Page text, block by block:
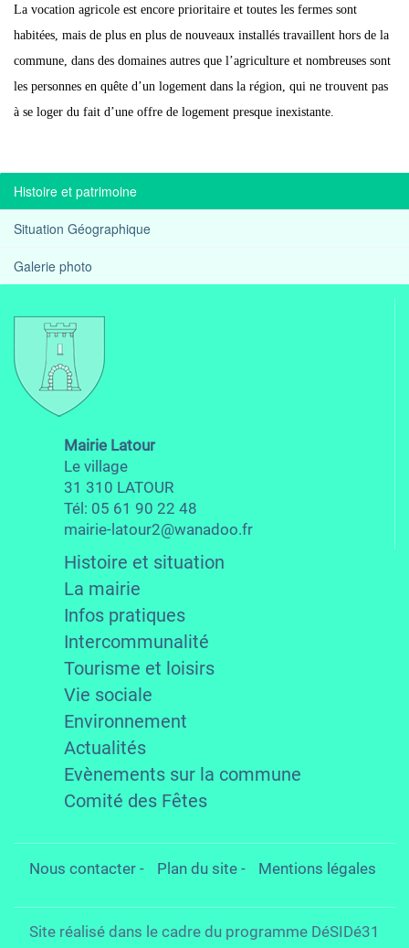
La vocation agricole est encore prioritaire et toutes les fermes sont
habitées, mais de plus en plus de nouveaux installés travaillent hors de la
commune, dans des domaines autres que l’agriculture et nombreuses sont
les personnes en quête d’un logement dans la région, qui ne trouvent pas
à se loger du fait d’une offre de logement presque inexistante.
Histoire et patrimoine
Situation Géographique
Galerie photo
Mairie Latour
Le village
31 310 LATOUR
Tél: 05 61 90 22 48
mairie-latour2@wanadoo.fr
Histoire et situation
La mairie
Infos pratiques
Intercommunalité
Tourisme et loisirs
Vie sociale
Environnement
Actualités
Evènements sur la commune
Comité des Fêtes
Nous contacter- Plan du site- Mentions légales
Site réalisé dans le cadre du programme DéSIDé31